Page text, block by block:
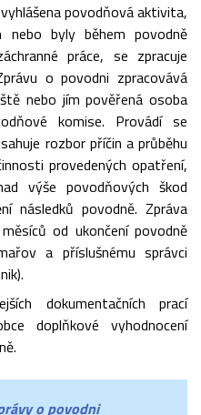
povodňová aktivita,
nebo byly během povodně
práce, se zpracuje
o povodni zpracovává
nebo jím pověřená osoba
komise. Provádí se
rozbor příčin a průběhu
provedených opatření,
výše povodňových škod
následků povodně. Zpráva
od ukončení povodně
a příslušnému správci
dokumentačních prací
doplňkové vyhodnocení
o povodni